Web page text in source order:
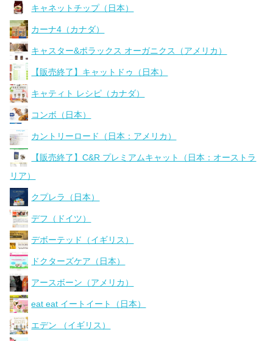
キャネットチップ（日本）
カーナ4（カナダ）
キャスター&ポラックス オーガニクス（アメリカ）
【販売終了】キャットドゥ（日本）
キャティト レシピ（カナダ）
コンボ（日本）
カントリーロード（日本：アメリカ）
【販売終了】C&R プレミアムキャット（日本：オーストラ
リア）
クプレラ（日本）
デフ（ドイツ）
デボーテッド（イギリス）
ドクターズケア（日本）
アースボーン（アメリカ）
eat eat イートイート（日本）
エデン （イギリス）